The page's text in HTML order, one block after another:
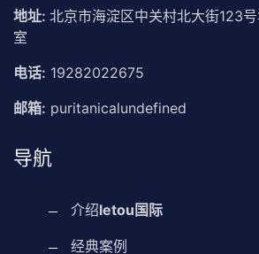
地址: 北京市海淀区中关村北大街123
室
电话: 19282022675
邮箱: puritanicalundefined
导航
介绍letou国际
经典案例